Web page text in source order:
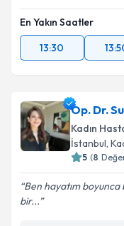
En Yakın Saatler
13:30
Op. Dr.
Kadın
İstanbul,
5 (8
Ben hayatım
bir...